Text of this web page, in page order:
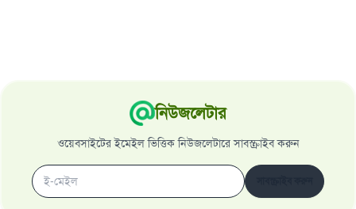
নিউজলেটার
ওয়েবসাইটের ইমেইল ভিত্তিক নিউজলেটারে সাবস্ক্রাইব করুন